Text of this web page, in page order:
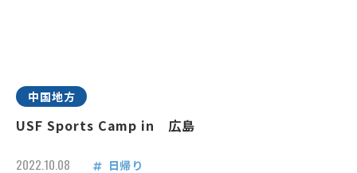
中国地方
USF Sports Camp in 広島
2022.10.08 日帰り